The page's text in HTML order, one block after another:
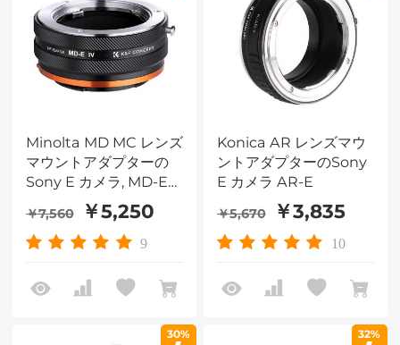
Minolta MD MC レンズ
マウントアダプターの
Sony E カメラ, MD-E
￥7,560 ￥5,250
9
Konica AR レンズマウ
ントアダプターのSony
E カメラ AR-E
￥5,670 ￥3,835
10
30% 32%